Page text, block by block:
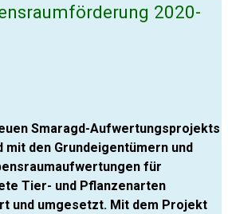
2020-
Smaragd-Aufwertungsprojekts
mit den Grundeigentümern und
für
Tier- und Pflanzenarten
und umgesetzt. Mit dem Projekt